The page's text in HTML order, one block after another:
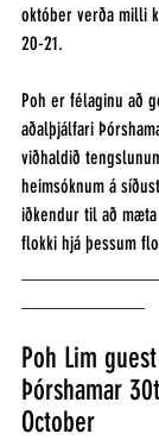
október verða milli
20-21.
Poh er félaginu að
aðalþjálfari
viðhaldið
heimsóknum á
iðkendur til að
flokki hjá þessum
Poh Lim
Þórshamar
October